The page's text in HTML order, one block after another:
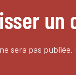
un
sera pas publiée.